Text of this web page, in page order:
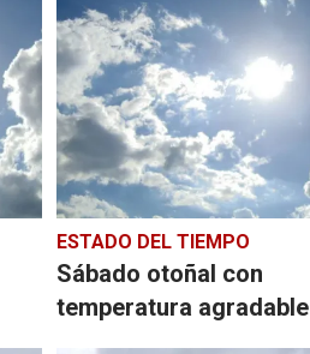
ESTADO DEL TIEMPO
Sábado otoñal con
temperatura agradable